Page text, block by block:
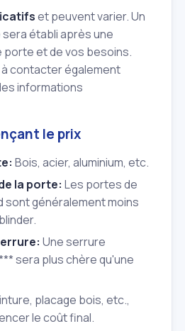
et peuvent varier. Un
établi après une
porte et de vos besoins.
contacter également
informations
le prix
Bois, acier, aluminium, etc.
la porte: Les portes de
sont généralement moins
Une serrure
sera plus chère qu'une
placage bois, etc.,
le coût final.